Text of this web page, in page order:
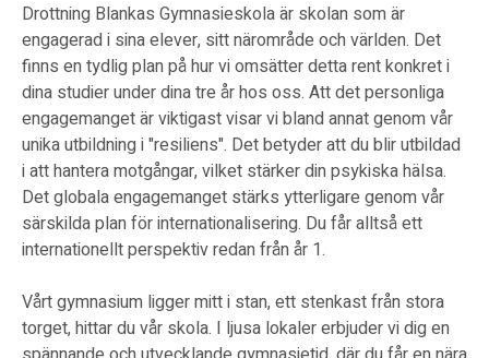
Drottning Blankas Gymnasieskola är skolan som är
engagerad i sina elever, sitt närområde och världen. Det
finns en tydlig plan på hur vi omsätter detta rent konkret i
dina studier under dina tre år hos oss. Att det personliga
engagemanget är viktigast visar vi bland annat genom vår
unika utbildning i "resiliens". Det betyder att du blir utbildad
i att hantera motgångar, vilket stärker din psykiska hälsa.
Det globala engagemanget stärks ytterligare genom vår
särskilda plan för internationalisering. Du får alltså ett
internationellt perspektiv redan från år 1.
Vårt gymnasium ligger mitt i stan, ett stenkast från stora
torget, hittar du vår skola. I ljusa lokaler erbjuder vi dig en